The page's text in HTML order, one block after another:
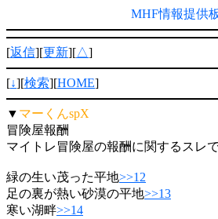
MHF情報提供
[返信][更新][△]
[↓][検索][HOME]
▼ マーくんspX
冒険屋報酬
マイトレ冒険屋の報酬に関するスレ
緑の生い茂った平地>>12
足の裏が熱い砂漠の平地>>13
寒い湖畔>>14